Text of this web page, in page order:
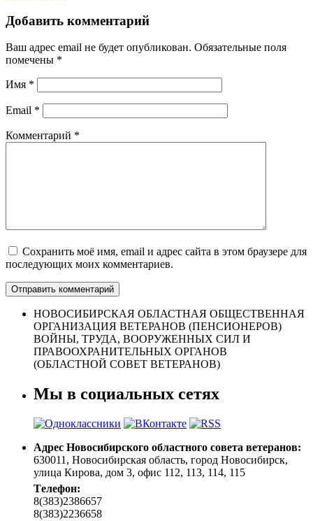
Добавить комментарий
Ваш адрес email не будет опубликован. Обязательные поля
помечены *
Имя *
Email *
Комментарий *
Сохранить моё имя, email и адрес сайта в этом браузере для
последующих моих комментариев.
НОВОСИБИРСКАЯ ОБЛАСТНАЯ ОБЩЕСТВЕННАЯ
ОРГАНИЗАЦИЯ ВЕТЕРАНОВ (ПЕНСИОНЕРОВ)
ВОЙНЫ, ТРУДА, ВООРУЖЕННЫХ СИЛ И
ПРАВООХРАНИТЕЛЬНЫХ ОРГАНОВ
(ОБЛАСТНОЙ СОВЕТ ВЕТЕРАНОВ)
Мы в социальных сетях
Адрес Новосибирского областного совета ветеранов:
630011, Новосибирская область, город Новосибирск,
улица Кирова, дом 3, офис 112, 113, 114, 115
Tелефон:
8(383)2386657
8(383)2236658